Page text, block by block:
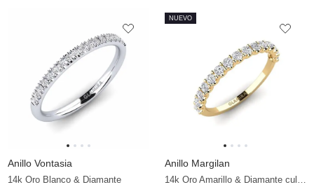
Anillo Vontasia
14k Oro Blanco & Diamante
Anillo Margilan
14k Oro Amarillo & Diamante cultivado en laboratorio
NUEVO